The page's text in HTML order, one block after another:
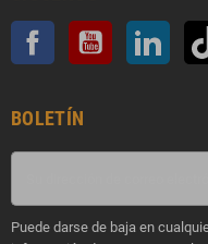
Facebook YouTube
BOLETÍN
Puede darse de baja en